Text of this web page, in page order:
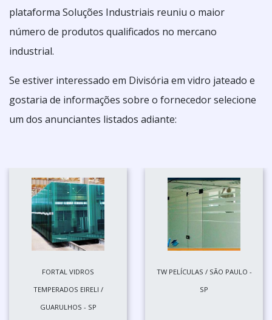
plataforma Soluções Industriais reuniu o maior
número de produtos qualificados no mercano
industrial.
Se estiver interessado em Divisória em vidro jateado e
gostaria de informações sobre o fornecedor selecione
um dos anunciantes listados adiante:
FORTAL VIDROS
TEMPERADOS EIRELI /
GUARULHOS - SP
TW PELÍCULAS / SÃO PAULO -
SP